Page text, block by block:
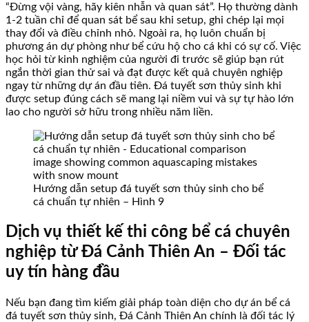
“Đừng vội vàng, hãy kiên nhẫn và quan sát”. Họ thường dành
1-2 tuần chỉ để quan sát bể sau khi setup, ghi chép lại mọi
thay đổi và điều chỉnh nhỏ. Ngoài ra, họ luôn chuẩn bị
phương án dự phòng như bể cứu hộ cho cá khi có sự cố. Việc
học hỏi từ kinh nghiệm của người đi trước sẽ giúp bạn rút
ngắn thời gian thử sai và đạt được kết quả chuyên nghiệp
ngay từ những dự án đầu tiên. Đá tuyết sơn thủy sinh khi
được setup đúng cách sẽ mang lại niềm vui và sự tự hào lớn
lao cho người sở hữu trong nhiều năm liền.
Hướng dẫn setup đá tuyết sơn thủy sinh cho bể
cá chuẩn tự nhiên – Hình 9
Dịch vụ thiết kế thi công bể cá chuyên
nghiệp từ Đá Cảnh Thiên An – Đối tác
uy tín hàng đầu
Nếu bạn đang tìm kiếm giải pháp toàn diện cho dự án bể cá
đá tuyết sơn thủy sinh, Đá Cảnh Thiên An chính là đối tác lý